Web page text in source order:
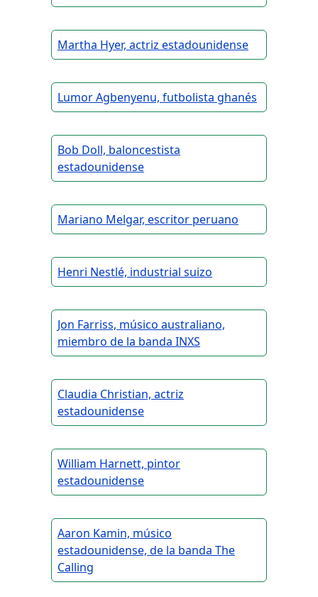
Martha Hyer, actriz estadounidense
Lumor Agbenyenu, futbolista ghanés
Bob Doll, baloncestista
estadounidense
Mariano Melgar, escritor peruano
Henri Nestlé, industrial suizo
Jon Farriss, músico australiano,
miembro de la banda INXS
Claudia Christian, actriz
estadounidense
William Harnett, pintor
estadounidense
Aaron Kamin, músico
estadounidense, de la banda The
Calling